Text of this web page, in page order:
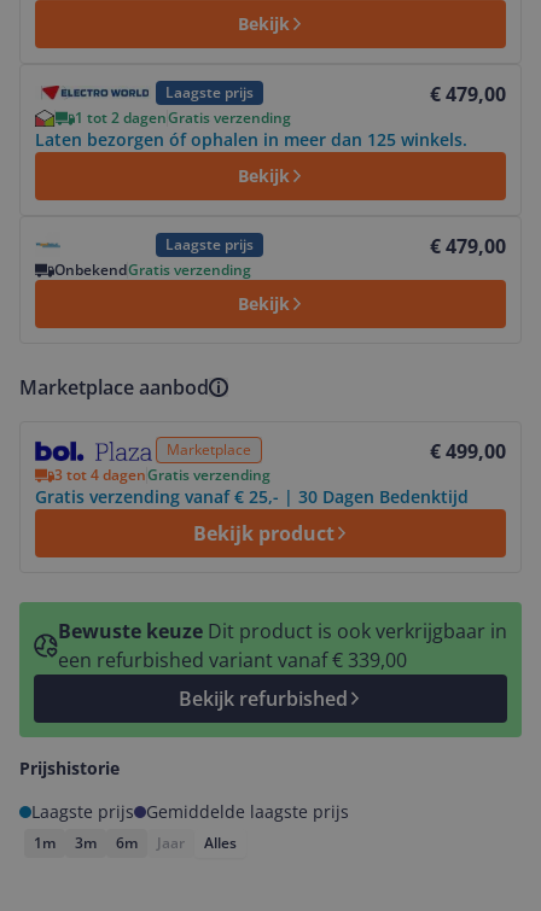
Bekijk
Laagste prijs € 479,00
1 tot 2 dagenGratis verzending
Laten bezorgen óf ophalen in meer dan 125 winkels.
Bekijk
Laagste prijs € 479,00
OnbekendGratis verzending
Bekijk
Marketplace aanbod
Marketplace € 499,00
3 tot 4 dagenGratis verzending
Gratis verzending vanaf € 25,- | 30 Dagen Bedenktijd
Bekijk product
Bewuste keuze Dit product is ook verkrijgbaar in
een refurbished variant vanaf € 339,00
Bekijk refurbished
Prijshistorie
Laagste prijs
Gemiddelde laagste prijs
1m 3m 6m Jaar Alles